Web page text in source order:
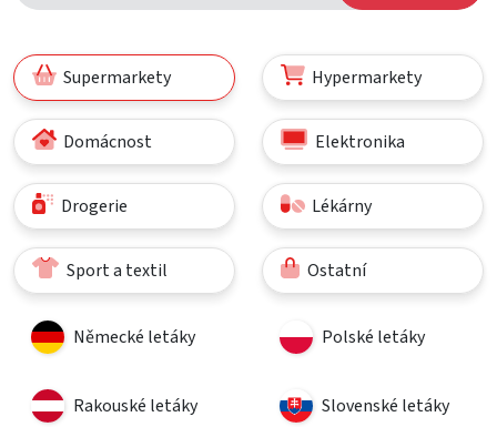
Supermarkety Hypermarkety
Domácnost Elektronika
Drogerie Lékárny
Sport a textil Ostatní
Německé letáky Polské letáky
Rakouské letáky Slovenské letáky